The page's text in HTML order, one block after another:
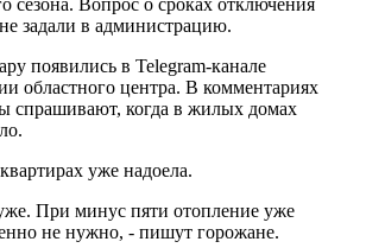
задали в администрацию.
появились в Telegram-канале
областного центра. В комментариях
спрашивают, когда в жилых домах
уже надоела.
При минус пяти отопление уже
не нужно, - пишут горожане.